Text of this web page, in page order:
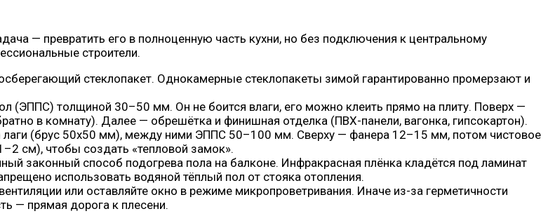
— превратить его в полноценную часть кухни, но без подключения к центральному
строители.
стеклопакет. Однокамерные стеклопакеты зимой гарантированно промерзают и
(ЭППС) толщиной 30–50 мм. Он не боится влаги, его можно клеить прямо на плиту. Поверх —
в комнату). Далее — обрешётка и финишная отделка (ПВХ-панели, вагонка, гипсокартон).
лаги (брус 50х50 мм), между ними ЭППС 50–100 мм. Сверху — фанера 12–15 мм, потом чистовое
см), чтобы создать «тепловой замок».
законный способ подогрева пола на балконе. Инфракрасная плёнка кладётся под ламинат
использовать водяной тёплый пол от стояка отопления.
или оставляйте окно в режиме микропроветривания. Иначе из-за герметичности
— прямая дорога к плесени.